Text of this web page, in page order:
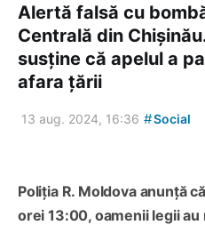
Alertă falsă cu
Centrală din
susține că apelul a
afara țării
13 aug. 2024, 16:36 #Social
Poliția R. Moldova anunță
orei 13:00, oamenii legii